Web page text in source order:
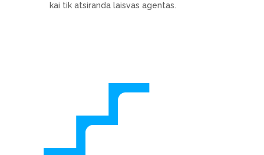
kai tik atsiranda laisvas agentas.